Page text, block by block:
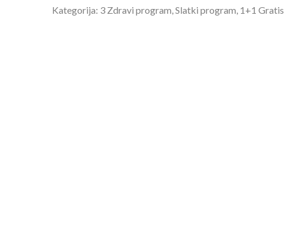
Kategorija: 3 Zdravi program, Slatki program, 1+1 Gratis